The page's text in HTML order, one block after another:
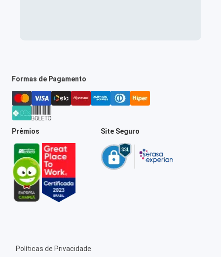
Formas de Pagamento
Prêmios Site Seguro
Políticas de Privacidade